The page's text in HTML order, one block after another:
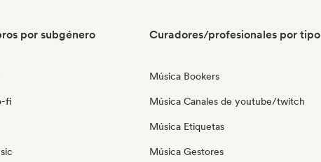
por subgénero
fi
Curadores/profesionales por tipo
Música Bookers
Música Canales de youtube/twitch
Música Etiquetas
Música Gestores